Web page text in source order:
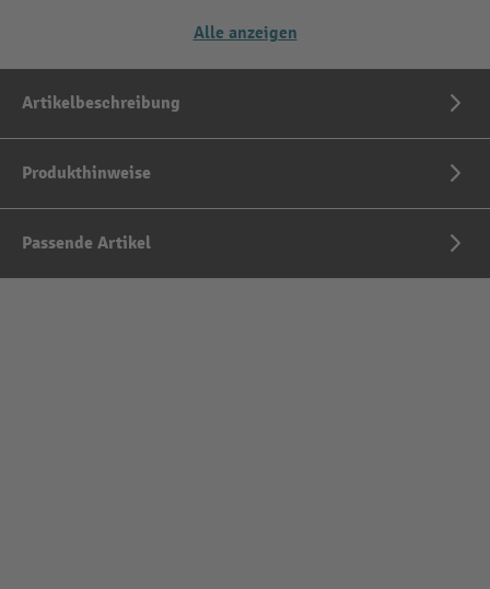
Alle anzeigen
Artikelbeschreibung
Produkthinweise
Passende Artikel